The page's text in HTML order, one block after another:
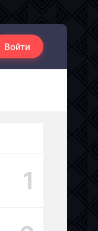
Войти